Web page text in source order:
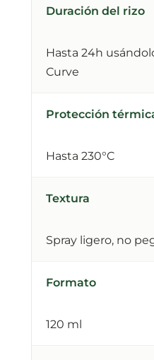
Duración del rizo
Hasta 24h
Curve
Protección
Hasta 230°C
Textura
Spray ligero, no
Formato
120 ml